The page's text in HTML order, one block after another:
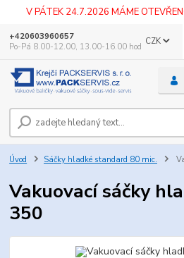
V PÁTEK 24.7.2026 MÁME
CZK
+420603960657
Po-Pá 8.00-12.00, 13.00-16.00 hod
Úvod Sáčky hladké standard 80 mic.
Vakuovací sáčky
350